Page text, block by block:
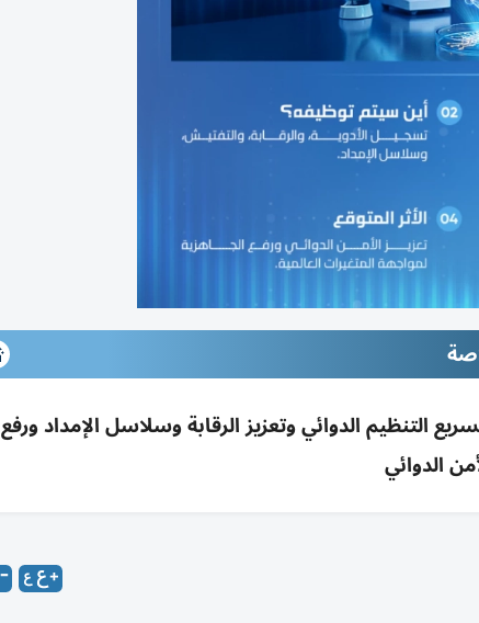
التنظيم الدوائي وتعزيز الرقابة وسلاسل الإمداد ورفع
الدوائي